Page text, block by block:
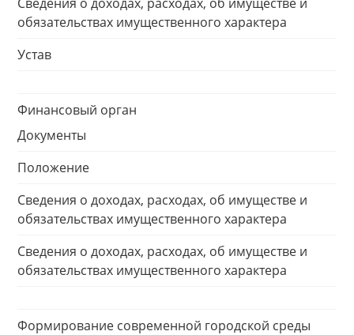
обязательствах имущественного характера
Устав
Финансовый орган
Документы
Положение
Сведения о доходах, расходах, об имуществе и
обязательствах имущественного характера
Сведения о доходах, расходах, об имуществе и
обязательствах имущественного характера
Формирование современной городской среды